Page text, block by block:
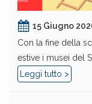
15 Giugno
Con la fine della
estive i musei del
Leggi tutto >